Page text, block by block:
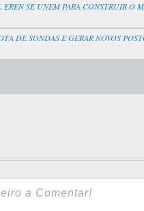
SE UNEM PARA CONSTRUIR O
DE SONDAS E GERAR NOVOS